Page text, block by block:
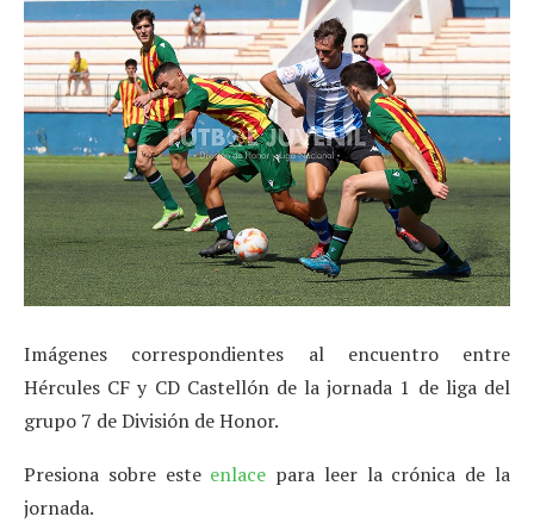
Imágenes correspondientes al encuentro entre
Hércules CF y CD Castellón de la jornada 1 de liga del
grupo 7 de División de Honor.
Presiona sobre este enlace para leer la crónica de la
jornada.